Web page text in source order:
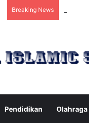
Breaking News
Pendidikan Olahraga